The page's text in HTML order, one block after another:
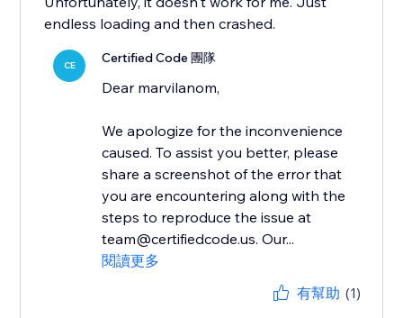
endless loading and then crashed.
CE Certified Code 團隊
Dear marvilanom,
We apologize for the inconvenience
caused. To assist you better, please
share a screenshot of the error that
you are encountering along with the
steps to reproduce the issue at
team@certifiedcode.us. Our...
閱讀更多
有幫助 (1)